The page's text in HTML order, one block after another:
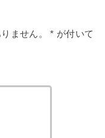
ません。 * が付いて